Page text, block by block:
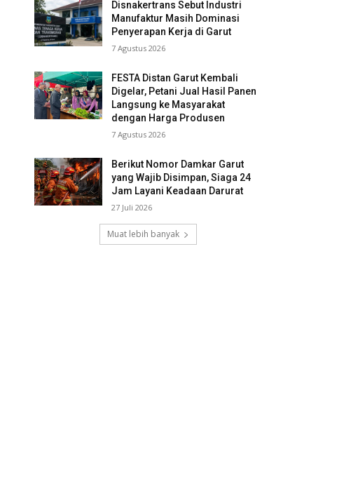
Disnakertrans Sebut Industri
Manufaktur Masih Dominasi
Penyerapan Kerja di Garut
7 Agustus 2026
FESTA Distan Garut Kembali
Digelar, Petani Jual Hasil Panen
Langsung ke Masyarakat
dengan Harga Produsen
7 Agustus 2026
Berikut Nomor Damkar Garut
yang Wajib Disimpan, Siaga 24
Jam Layani Keadaan Darurat
27 Juli 2026
Muat lebih banyak